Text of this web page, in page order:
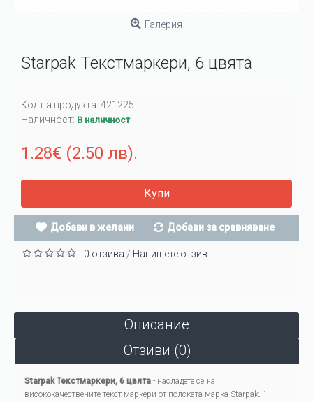
Галерия
Starpak Текстмаркери, 6 цвята
Код на продукта: 421225
Наличност: В наличност
1.28€ (2.50 лв).
Купи
Добави в желани Добави за сравняване
0 отзива / Напишете отзив
Описание
Отзиви (0)
Starpak Текстмаркери, 6 цвята - насладете се на
висококачествените текст-маркери от полската марка Starpak. 1